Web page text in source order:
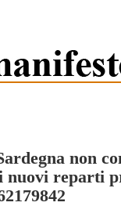
non
nuovi reparti